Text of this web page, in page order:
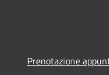
Prenotazione